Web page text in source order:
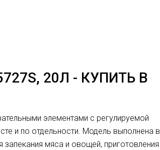
20Л - КУПИТЬ В
элементами с регулируемой
и по отдельности. Модель выполнена в
мяса и овощей, приготовления